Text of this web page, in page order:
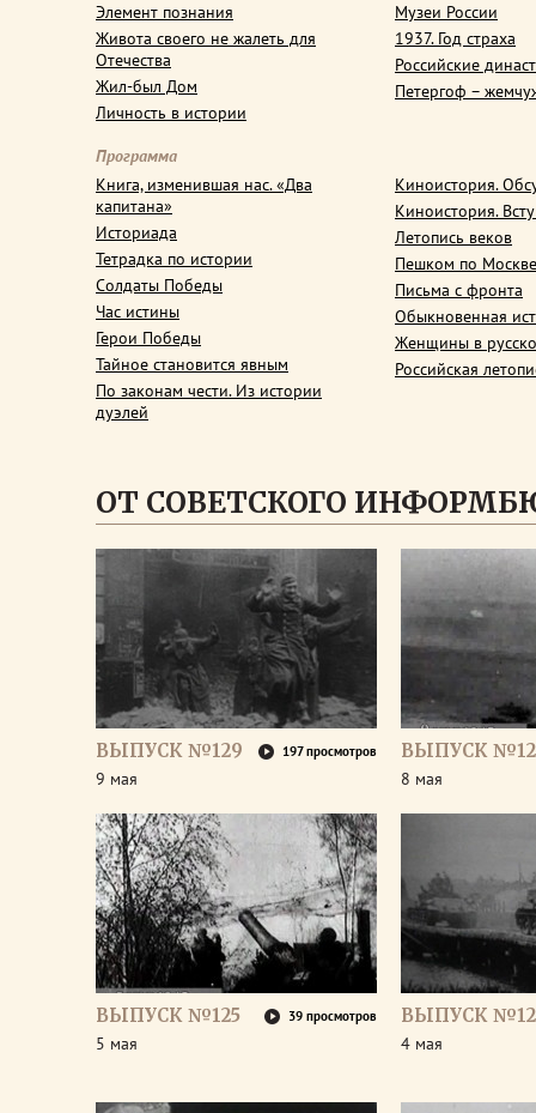
Элемент познания
Живота своего не жалеть для
Отечества
Жил-был Дом
Личность в истории
Музеи России
1937. Год страха
Российские
Петергоф –
Программа
Книга, изменившая нас. «Два
капитана»
Историада
Тетрадка по истории
Солдаты Победы
Час истины
Герои Победы
Тайное становится явным
По законам чести. Из истории
дуэлей
Киноистория.
Киноистория.
Летопись веков
Пешком по Москве
Письма с фронта
Обыкновенная
Женщины в
Российская
ОТ СОВЕТСКОГО
ВЫПУСК №129 197 просмотров
9 мая
ВЫПУСК
8 мая
ВЫПУСК №125 39 просмотров
5 мая
ВЫПУСК
4 мая